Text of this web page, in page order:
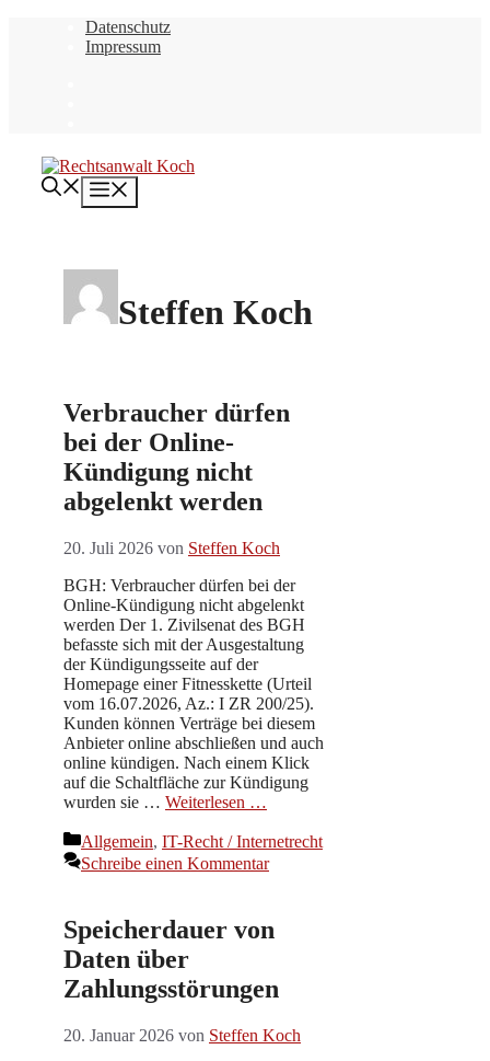
Datenschutz
Impressum
Steffen Koch
Verbraucher dürfen
bei der Online-
Kündigung nicht
abgelenkt werden
20. Juli 2026 von Steffen Koch
BGH: Verbraucher dürfen bei der
Online-Kündigung nicht abgelenkt
werden Der 1. Zivilsenat des BGH
befasste sich mit der Ausgestaltung
der Kündigungsseite auf der
Homepage einer Fitnesskette (Urteil
vom 16.07.2026, Az.: I ZR 200/25).
Kunden können Verträge bei diesem
Anbieter online abschließen und auch
online kündigen. Nach einem Klick
auf die Schaltfläche zur Kündigung
wurden sie … Weiterlesen …
Kategorien
Allgemein, IT-Recht / Internetrecht
Schreibe einen Kommentar
Speicherdauer von
Daten über
Zahlungsstörungen
20. Januar 2026 von Steffen Koch